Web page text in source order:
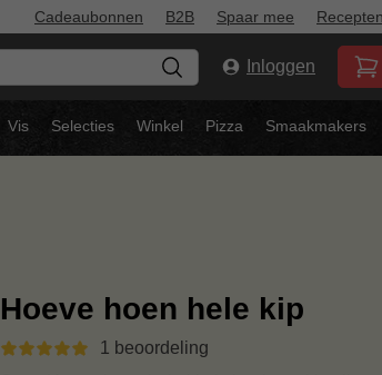
Cadeaubonnen B2B Spaar mee Recepten
Inloggen
Vis Selecties Winkel Pizza Smaakmakers
Hoeve hoen hele kip
1 beoordeling